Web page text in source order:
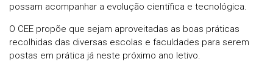
possam acompanhar a evolução científica e tecnológica.
O CEE propõe que sejam aproveitadas as boas práticas
recolhidas das diversas escolas e faculdades para serem
postas em prática já neste próximo ano letivo.